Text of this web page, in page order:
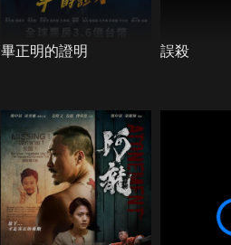
畢正明的證明 誤殺